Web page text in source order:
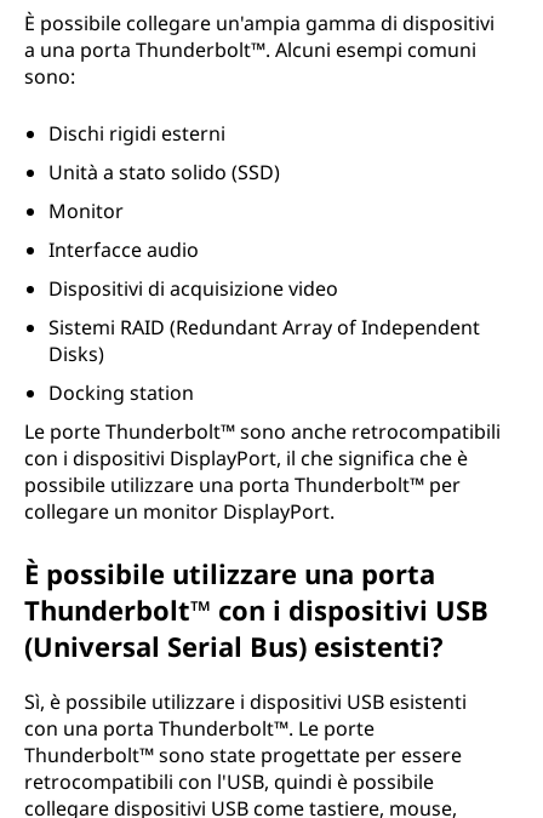
È possibile collegare un'ampia gamma di dispositivi
a una porta Thunderbolt™. Alcuni esempi comuni
sono:
Dischi rigidi esterni
Unità a stato solido (SSD)
Monitor
Interfacce audio
Dispositivi di acquisizione video
Sistemi RAID (Redundant Array of Independent
Disks)
Docking station
Le porte Thunderbolt™ sono anche retrocompatibili
con i dispositivi DisplayPort, il che significa che è
possibile utilizzare una porta Thunderbolt™ per
collegare un monitor DisplayPort.
È possibile utilizzare una porta
Thunderbolt™ con i dispositivi USB
(Universal Serial Bus) esistenti?
Sì, è possibile utilizzare i dispositivi USB esistenti
con una porta Thunderbolt™. Le porte
Thunderbolt™ sono state progettate per essere
retrocompatibili con l'USB, quindi è possibile
collegare dispositivi USB come tastiere, mouse,